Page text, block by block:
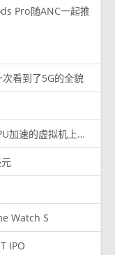
Pro随ANC一起推
看到了5G的全貌
运行其应用程序的选项
Watch S
IPO